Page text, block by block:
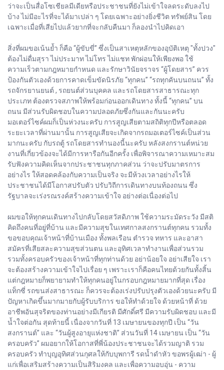
ว่าจะเป็นสื่อโซเชียลมีเดียหรือประชาชนที่ยังไม่เข้าใจลดระดับลงไป
บ้าง ไม่มีอะไรที่จะได้มาเปล่า ๆ โดยเฉพาะอย่างยิ่งชีวิต ทรัพย์สิน โดย
เฉพาะเมื่อที่เสียไปแล้วยากที่จะกลับคืนมา ก็ลองนำไปคิดเอา
สิ่งที่ผมขอเน้นย้ำ ก็คือ “ผู้ขับขี่” ซึ่งเป็นสาเหตุหลักของอุบัติเหตุ "ทั้งปวง"
ต้องไม่ดื่มสุรา ไม่ประมาท ไม่โทร ไม่แชท พักผ่อนให้เพียงพอ ใช้
ความเร็วตามกฎหมายกำหนด และรักษาวินัยจราจร “ผู้โดยสาร” ควร
ป้องกันตัวเองด้วยการคาดเข็มขัดนิรภัย “ทุกคน” “รถทุกคันบนถนน” ทั้ง
รถจักรยานยนต์ , รถยนต์ส่วนบุคคล และรถโดยสารสาธารณะทุก
ประเภท ต้องตรวจสภาพให้พร้อมก่อนออกเดินทาง ทั้งนี้ “ทุกคน” บน
ถนน มีส่วนรับผิดชอบในความปลอดภัยซึ่งกันและกันนะครับ
มอเตอร์ไซค์ผมก็เป็นห่วงนะครับ การสูญเสียตามสถิติทุกปีหรือตลอด
ระยะเวลาที่ผ่านมานั้น การสูญเสียจะเกิดจากรถมอเตอร์ไซค์เป็นส่วน
มากนะครับ กับรถตู้ รถโดยสารทำนองนี้นะครับ หลังสงกรานต์หน่วย
งานที่เกี่ยวข้องจะได้มีการหารือกันอีกครั้ง เพื่อพิจารณาความเหมาะสม
รับฟังความคิดเห็นจากประชาชนทุกภาคส่วน ว่าจะปรับมาตรการ
อย่างไร ให้สอดคล้องกับความเป็นจริง จะมีห้วงเวลาอย่างไรให้
ประชาชนได้มีโอกาสปรับตัว ปรับวิถีการเดินทางบนท้องถนน ซึ่ง
รัฐบาลจะเร่งรณรงค์สร้างความเข้าใจ อย่างต่อเนื่องต่อไป
ผมขอให้ทุกคนเดินทางไปกลับโดยสวัสดิภาพ ใช้ความระมัดระวัง มีสติ
คิดถึงคนที่อยู่ที่บ้าน และมีความสุขในเทศกาลสงกรานต์ทุกคน รวมทั้ง
ขอขอบคุณเจ้าหน้าที่บ้านเมือง ทั้งพลเรือน ตำรวจ ทหาร และอาสา
สมัครที่เสียสละความสุขส่วนตน และอุทิศเวลาทำงานเพื่อส่วนรวม
รวมทั้งครอบครัวของเจ้าหน้าที่ทุกท่านด้วย อย่าน้อยใจ อย่าเสียใจ เรา
จะต้องสร้างความเข้าใจไปเรื่อย ๆ เพราะเราก็คือคนไทยด้วยกันทั้งสิ้น
แต่กฎหมายก็พยายามทำให้ทุกคนอยู่ในกรอบกฎหมายมากที่สุด เรื่อง
แท็กซี่ รถขนส่งสาธารณะ ก็ควรจะต้องเร่งปรับปรุงตัวเองด้วยนะครับ มี
ปัญหาเกิดขึ้นมากมายกับผู้รับบริการ ขอให้ทำด้วยใจ ด้วยหน้าที่ ด้วย
อาชีพอันสุจริตของท่านอย่างมีเกียรติ มีศักดิ์ศรี มีความรับผิดชอบ และมี
น้ำใจต่อกัน สุดท้ายนี้ เนื่องจากวันที่ 13 เมษายนของทุกปี เป็น “วัน
สงกรานต์” และ “วันผู้สูงอายุแห่งชาติ” ส่วนวันที่ 14 เมษายน เป็น “วัน
ครอบครัว” ผมอยากให้โอกาสที่พี่น้องประชาชนจะได้รวมญาติ รวม
ครอบครัว ทำบุญอุทิศส่วนกุศลให้กับบุพการี รดน้ำดำหัว ขอพรผู้เฒ่า - ผู้
แก่เพื่อเสริมสร้างความเป็นสิริมงคล และเพื่อความอบอุ่น - ความ